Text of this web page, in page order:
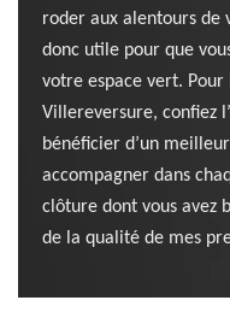
roder aux alentours de
donc utile pour que
votre espace vert. Pour
Villereversure, confiez
bénéficier d’un
accompagner dans
clôture dont vous avez
de la qualité de mes